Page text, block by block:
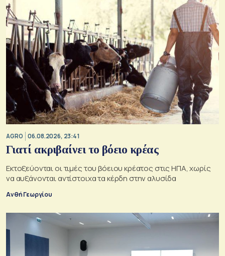
AGRO 06.08.2026, 23:41
Γιατί ακριβαίνει το βόειο κρέας
Εκτοξεύονται οι τιμές του βόειου κρέατος στις ΗΠΑ, χωρίς
να αυξάνονται αντίστοιχα τα κέρδη στην αλυσίδα
Ανθή Γεωργίου